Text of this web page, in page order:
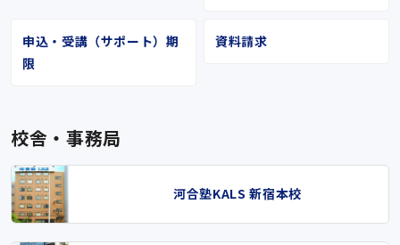
申込・受講（サポート）期
限
資料請求
校舎・事務局
河合塾KALS 新宿本校